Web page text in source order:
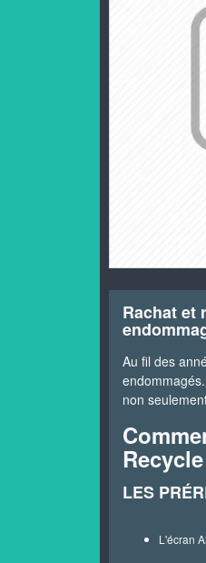
Rachat et
Au fil des
non
LES
L'écran